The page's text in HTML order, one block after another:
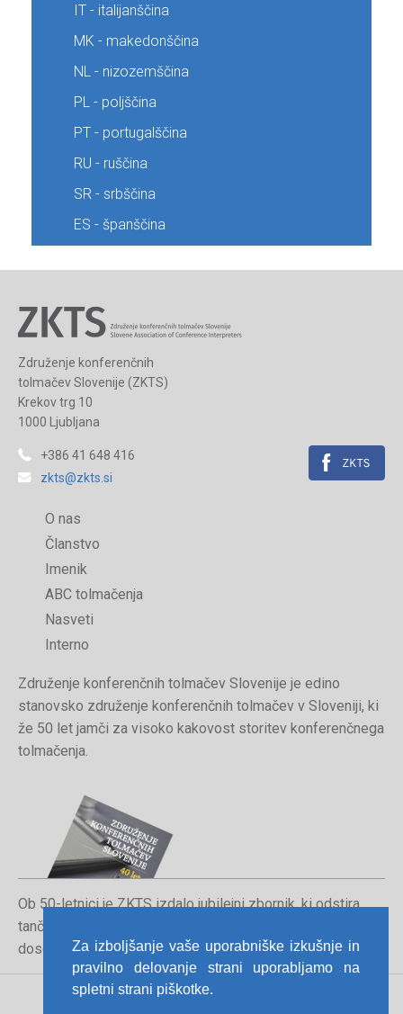
Za izboljšanje vaše uporabniške izkušnje in
pravilno delovanje strani uporabljamo na
spletni strani piškotke.
IT - italijanščina
MK - makedonščina
NL - nizozemščina
PL - poljščina
PT - portugalščina
RU - ruščina
SR - srbščina
ES - španščina
Združenje konferenčnih
tolmačev Slovenije (ZKTS)
Krekov trg 10
1000 Ljubljana
+386 41 648 416
zkts@zkts.si
O nas
Članstvo
Imenik
ABC tolmačenja
Nasveti
Interno
Združenje konferenčnih tolmačev Slovenije je edino
stanovsko združenje konferenčnih tolmačev v Sloveniji, ki
že 50 let jamči za visoko kakovost storitev konferenčnega
tolmačenja.
Ob 50-letnici je ZKTS izdalo jubilejni zbornik, ki odstira
tančice poklica konferenčnega tolmača in orisuje
dosedanjo pot združenja.
Pravno obvestilo